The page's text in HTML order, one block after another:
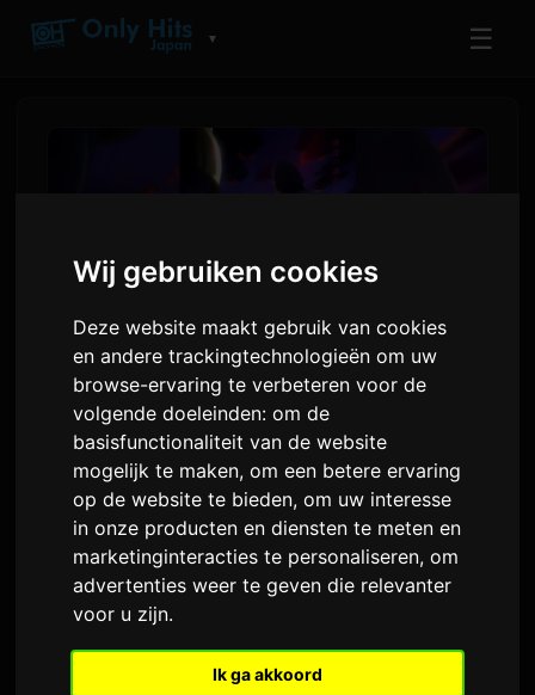
Wij gebruiken cookies
Deze website maakt gebruik van cookies
en andere trackingtechnologieën om uw
browse-ervaring te verbeteren voor de
volgende doeleinden:om de
basisfunctionaliteit van de website
mogelijk te maken,om een betere ervaring
op de website te bieden,om uw interesse
in onze producten en diensten te meten en
marketinginteracties te personaliseren,om
advertenties weer te geven die relevanter
voor u zijn.
Ik ga akkoord
▼ ☰
Digimon Beatbreak start
nieuwe 'Kyo-hen'-verhaallijn
op 12 juli
DoorSam
7 juli 2026
Vertaald vanuit het Engels
Digimon Beatbreak